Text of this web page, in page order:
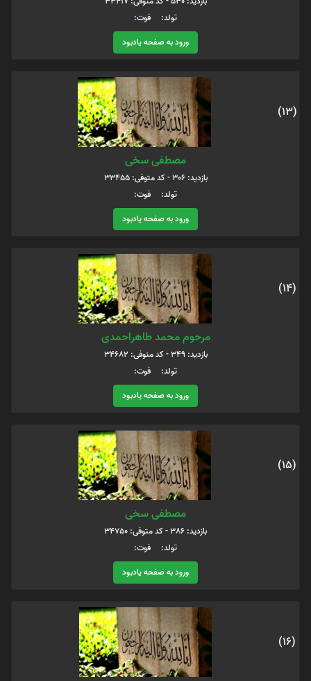
تولد: فوت:
ورود به صفحه یادبود
(13)
مصطفی سخی
بازدید: 306 - کد متوفی: 33455
تولد: فوت:
ورود به صفحه یادبود
(14)
مرحوم محمد طاهراحمدی
بازدید: 349 - کد متوفی: 34682
تولد: فوت:
ورود به صفحه یادبود
(15)
مصطفی سخی
بازدید: 386 - کد متوفی: 34750
تولد: فوت:
ورود به صفحه یادبود
(16)